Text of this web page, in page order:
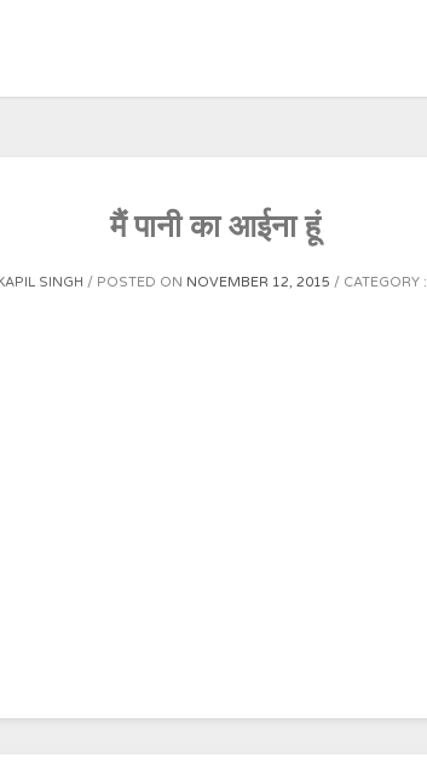
मैं पानी का आईना हूं
SINGH POSTED ON NOVEMBER 12, 2015 CATEGORY :